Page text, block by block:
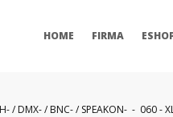
HOME FIRMA
/ DMX- / BNC- / SPEAKON- - 060 -